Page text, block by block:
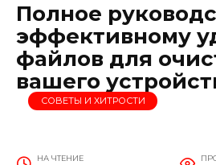
Полное
эффективному
файлов для
вашего
СОВЕТЫ И ХИТРОСТИ
НА ЧТЕНИЕ